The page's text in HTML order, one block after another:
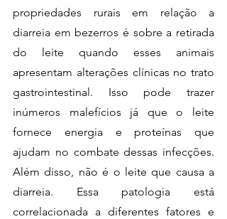
propriedades rurais em relação a
diarreia em bezerros é sobre a retirada
do leite quando esses animais
apresentam alterações clínicas no trato
gastrointestinal. Isso pode trazer
inúmeros malefícios já que o leite
fornece energia e proteínas que
ajudam no combate dessas infecções.
Além disso, não é o leite que causa a
diarreia. Essa patologia está
correlacionada a diferentes fatores e